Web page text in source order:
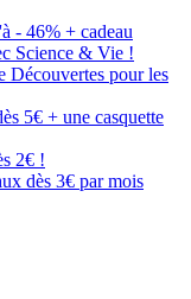
- 46% + cadeau
Science & Vie !
Découvertes pour les
5€ + une casquette
2€ !
dès 3€ par mois